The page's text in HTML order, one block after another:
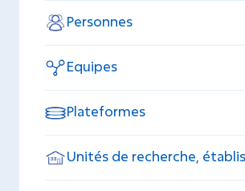
Personnes
Equipes
Plateformes
Unités de recherche,